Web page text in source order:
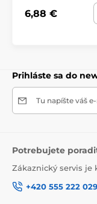
6,88 €
Prihláste sa do
Tu napíšte váš
Potrebujete
Zákaznický servis je
+420 555 222 029